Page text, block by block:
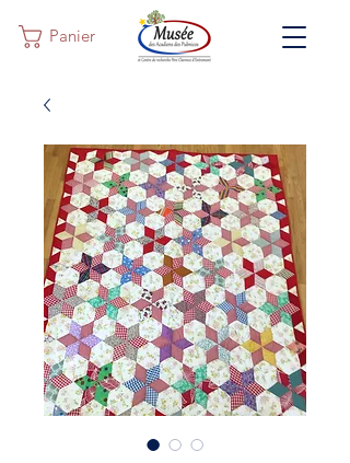
Panier